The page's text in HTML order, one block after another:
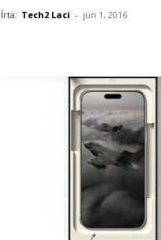
Írta: Tech2 Laci - jún 1, 2016